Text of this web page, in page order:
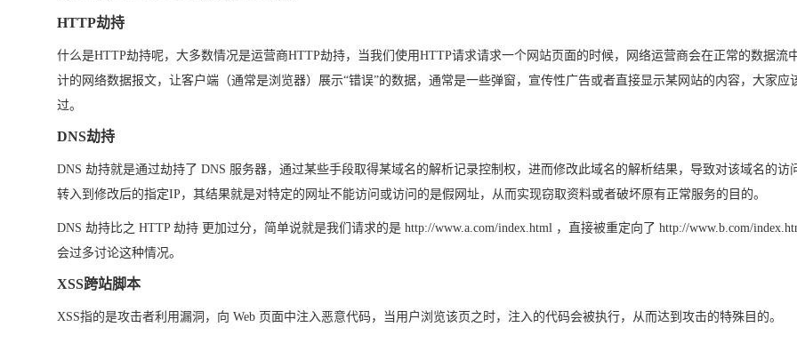
HTTP劫持
什么是HTTP劫持呢，大多数情况是运营商HTTP劫持，当我们使用HTTP请求请求一个网站页面的时候，网络运营商会在正常的数据流
计的网络数据报文，让客户端（通常是浏览器）展示“错误”的数据，通常是一些弹窗，宣传性广告或者直接显示某网站的内容，大家应
过。
DNS劫持
DNS 劫持就是通过劫持了 DNS 服务器，通过某些手段取得某域名的解析记录控制权，进而修改此域名的解析结果，导致对该域名的访
转入到修改后的指定IP，其结果就是对特定的网址不能访问或访问的是假网址，从而实现窃取资料或者破坏原有正常服务的目的。
DNS 劫持比之 HTTP 劫持 更加过分，简单说就是我们请求的是 http://www.a.com/index.html ，直接被重定向了 http://www.b.com/
会过多讨论这种情况。
XSS跨站脚本
XSS指的是攻击者利用漏洞，向 Web 页面中注入恶意代码，当用户浏览该页之时，注入的代码会被执行，从而达到攻击的特殊目的。